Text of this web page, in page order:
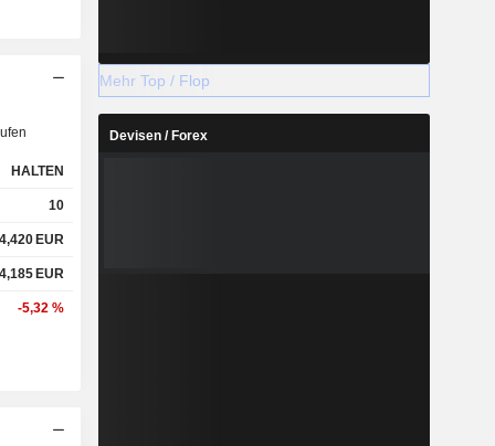
HALTEN
10
4,420 EUR
4,185 EUR
-5,32 %
Mehr Top / Flop
Devisen / Forex